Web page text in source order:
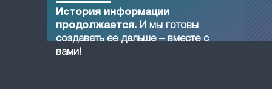
История информации
продолжается. И мы готовы
создавать ее дальше – вместе с
вами!